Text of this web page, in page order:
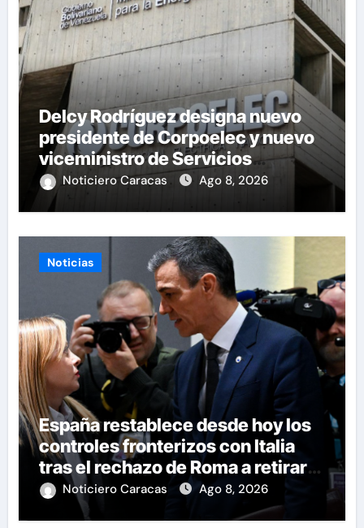
Delcy Rodríguez designa nuevo
presidente de Corpoelec y nuevo
viceministro de Servicios
Eléctricos
Noticiero Caracas Ago 8, 2026
Noticias
España restablece desde hoy los
controles fronterizos con Italia
tras el rechazo de Roma a retirar
las restricciones
Noticiero Caracas Ago 8, 2026